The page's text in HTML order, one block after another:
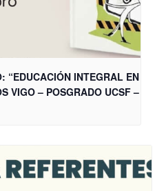
“EDUCACIÓN INTEGRAL EN
VIGO – POSGRADO UCSF –